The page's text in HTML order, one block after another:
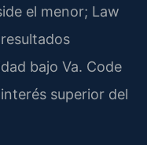
el menor; Law
bajo Va. Code
superior del